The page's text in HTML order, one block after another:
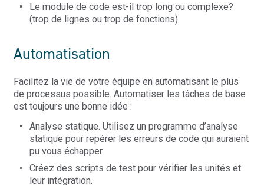
Le module de code est-il trop long ou complexe?
(trop de lignes ou trop de fonctions)
Automatisation
Facilitez la vie de votre équipe en automatisant le plus
de processus possible. Automatiser les tâches de base
est toujours une bonne idée :
Analyse statique. Utilisez un programme d’analyse
statique pour repérer les erreurs de code qui auraient
pu vous échapper.
Créez des scripts de test pour vérifier les unités et
leur intégration.